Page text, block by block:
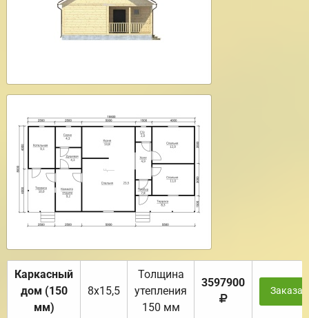
Каркасный
дом (150
мм)
8х15,5
Толщина
утепления
150 мм
3597900